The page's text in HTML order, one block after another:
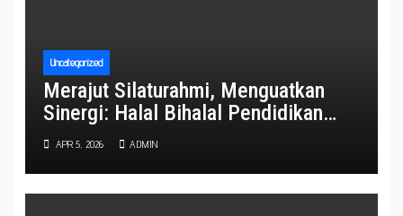
Uncategorized
Merajut Silaturahmi, Menguatkan
Sinergi: Halal Bihalal Pendidikan
Matematika UPS Tegal Jadi
Momentum Kebangkitan Spirit
Akademik yang Religius dan
Kolaboratif
APR 5, 2026 ADMIN